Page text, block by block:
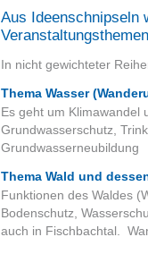
Aus Ideenschnipseln
Veranstaltungsthemen
In nicht gewichteter
Thema Wasser
Es geht um Klimawandel
Grundwasserschutz,
Grundwasserneubildung
Thema Wald und
Funktionen des Waldes
Bodenschutz,
auch in Fischbachtal.